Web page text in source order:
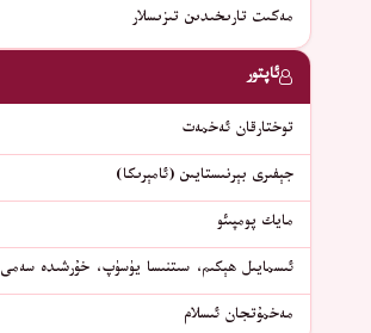
مەكىت تارىخىدىن تىزىسلار
ئاپتور
توختارقان ئەخمەت
جېفىرى بېرنىستايىن (ئامېرىكا)
مايك پومپىئو
ئىسمايىل ھېكىم، سىتنىسا يۈسۈپ، خۇرشىدە سەمى
مەخمۇتجان ئىسلام